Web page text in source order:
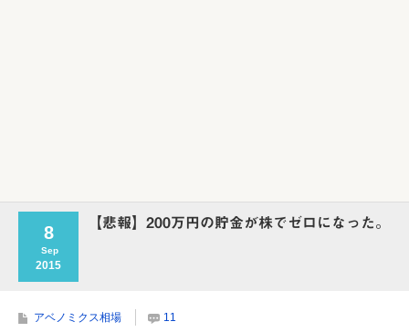
8
Sep
2015
【悲報】200万円の貯金が株でゼロになった。
アベノミクス相場 11